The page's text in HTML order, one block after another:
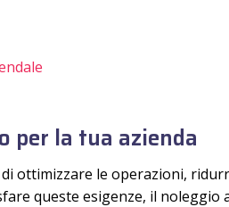
per la tua azienda
ottimizzare le operazioni,
queste esigenze, il